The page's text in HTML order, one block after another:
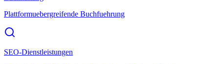
Plattformuebergreifende Buchfuehrung
SEO-Dienstleistungen